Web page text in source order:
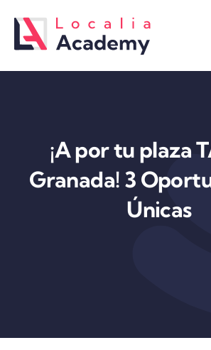
contenido
¡A por tu plaza
Granada! 3
Únicas